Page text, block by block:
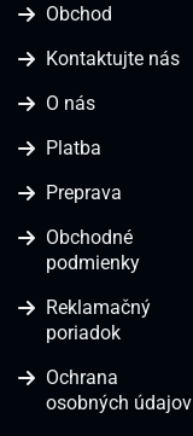
Obchod
Kontaktujte nás
O nás
Platba
Preprava
Obchodné
podmienky
Reklamačný
poriadok
Ochrana
osobných údajov